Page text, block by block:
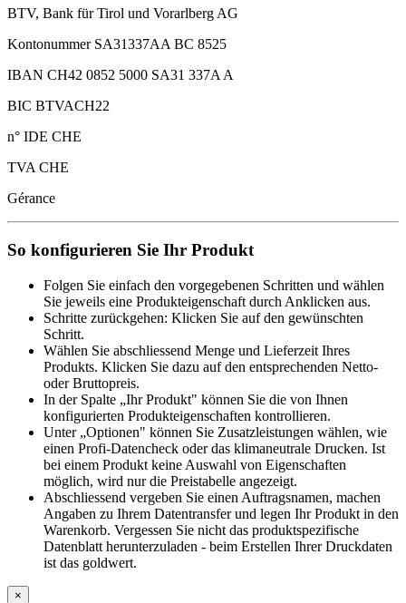
BTV, Bank für Tirol und Vorarlberg AG
Kontonummer SA31337AA BC 8525
IBAN CH42 0852 5000 SA31 337A A
BIC BTVACH22
n° IDE CHE
TVA CHE
Gérance
So konfigurieren Sie Ihr Produkt
Folgen Sie einfach den vorgegebenen Schritten und wählen
Sie jeweils eine Produkteigenschaft durch Anklicken aus.
Schritte zurückgehen: Klicken Sie auf den gewünschten
Schritt.
Wählen Sie abschliessend Menge und Lieferzeit Ihres
Produkts. Klicken Sie dazu auf den entsprechenden Netto-
oder Bruttopreis.
In der Spalte „Ihr Produkt" können Sie die von Ihnen
konfigurierten Produkteigenschaften kontrollieren.
Unter „Optionen" können Sie Zusatzleistungen wählen, wie
einen Profi-Datencheck oder das klimaneutrale Drucken. Ist
bei einem Produkt keine Auswahl von Eigenschaften
möglich, wird nur die Preistabelle angezeigt.
Abschliessend vergeben Sie einen Auftragsnamen, machen
Angaben zu Ihrem Datentransfer und legen Ihr Produkt in den
Warenkorb. Vergessen Sie nicht das produktspezifische
Datenblatt herunterzuladen - beim Erstellen Ihrer Druckdaten
ist das goldwert.
×